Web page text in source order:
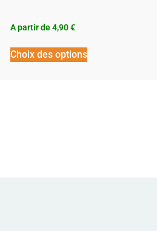
A partir de4,90€
Choix des options